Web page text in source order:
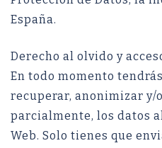
España.
Derecho al olvido y
En todo momento
recuperar, anonimizar y/
parcialmente, los datos
Web. Solo tienes que